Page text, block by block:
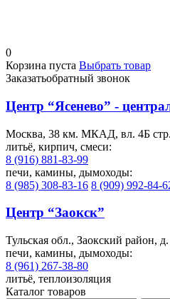
0
Корзина пуста Выбрать товар
Заказатьобратный звонок
Центр “Ясенево” -
Москва, 38 км. МКАД, вл. 4Б
литьё, кирпич, смеси:
8 (916) 881-83-99
печи, камины, дымоходы:
8 (985) 308-83-16 8 (909) 992-84-
Центр “Заокск”
Тульская обл., Заокский район,
печи, камины, дымоходы:
8 (961) 267-38-80
литьё, теплоизоляция
Каталог товаров